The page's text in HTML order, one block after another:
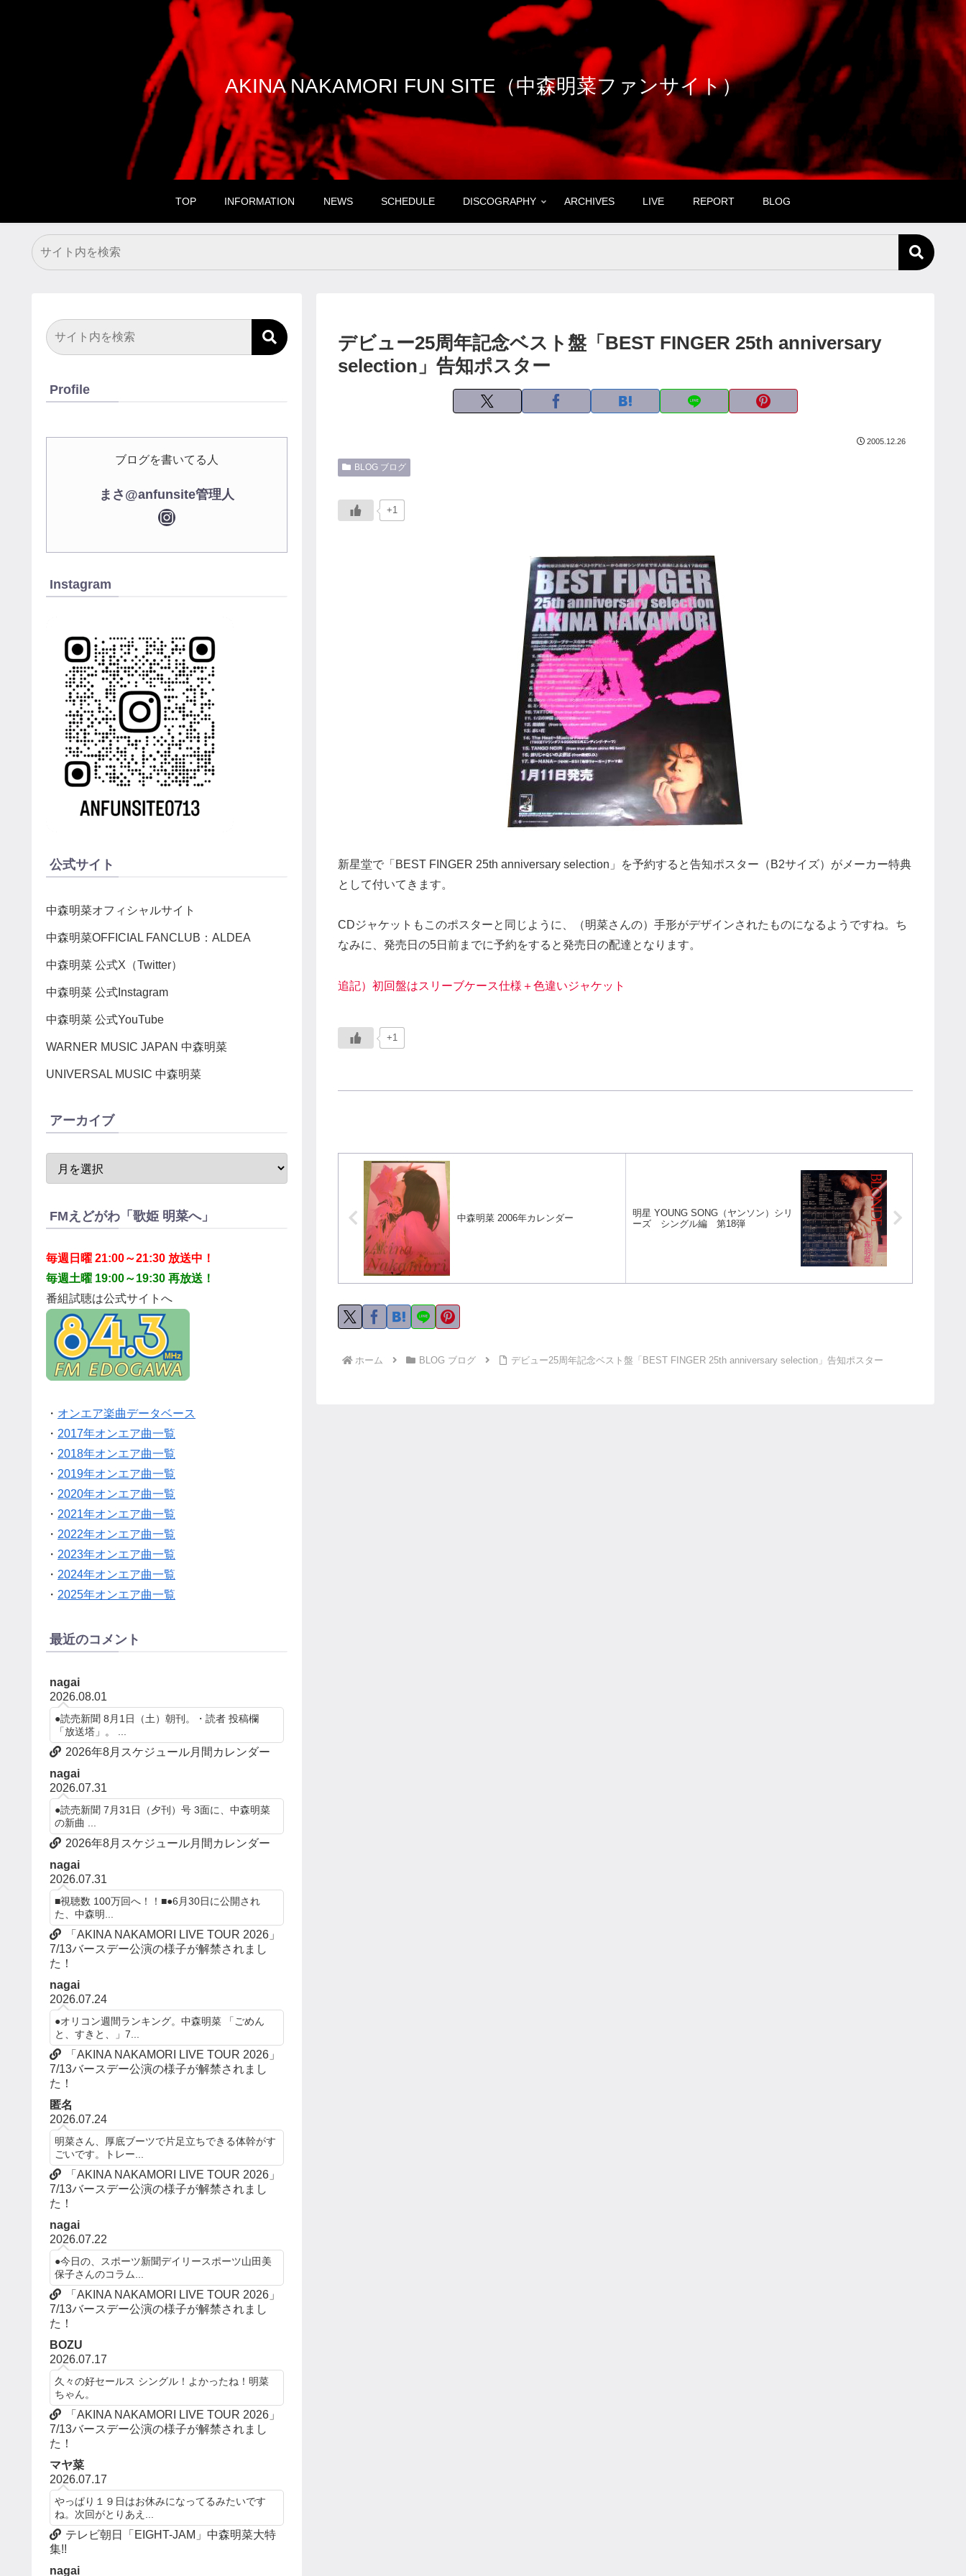
AKINA NAKAMORI FUN SITE（中森明菜ファンサイト）
TOP INFORMATION NEWS SCHEDULE DISCOGRAPHY ARCHIVES LIVE REPORT BLOG
デビュー25周年記念ベスト盤「BEST FINGER 25th anniversary
selection」告知ポスター
2005.12.26
BLOG ブログ
+1
新星堂で「BEST FINGER 25th anniversary selection」を予約すると告知ポスター（B2サイズ）がメーカー特典
として付いてきます。
CDジャケットもこのポスターと同じように、（明菜さんの）手形がデザインされたものになるようですね。ち
なみに、発売日の5日前までに予約をすると発売日の配達となります。
追記）初回盤はスリーブケース仕様＋色違いジャケット
+1
中森明菜 2006年カレンダー
明星 YOUNG SONG（ヤンソン）シリ
ーズ シングル編 第18弾
ホーム BLOG ブログ デビュー25周年記念ベスト盤「BEST FINGER 25th anniversary selection」告知ポスター
Profile
ブログを書いてる人
まさ@anfunsite管理人
Instagram
公式サイト
中森明菜オフィシャルサイト
中森明菜OFFICIAL FANCLUB：ALDEA
中森明菜 公式X（Twitter）
中森明菜 公式Instagram
中森明菜 公式YouTube
WARNER MUSIC JAPAN 中森明菜
UNIVERSAL MUSIC 中森明菜
アーカイブ
FMえどがわ「歌姫 明菜へ」
毎週日曜 21:00～21:30 放送中！
毎週土曜 19:00～19:30 再放送！
番組試聴は公式サイトへ
・ オンエア楽曲データベース
・ 2017年オンエア曲一覧
・ 2018年オンエア曲一覧
・ 2019年オンエア曲一覧
・ 2020年オンエア曲一覧
・ 2021年オンエア曲一覧
・ 2022年オンエア曲一覧
・ 2023年オンエア曲一覧
・ 2024年オンエア曲一覧
・ 2025年オンエア曲一覧
最近のコメント
nagai
2026.08.01
●読売新聞 8月1日（土）朝刊。・読者 投稿欄
「放送塔」。 ...
2026年8月スケジュール月間カレンダー
nagai
2026.07.31
●読売新聞 7月31日（夕刊）号 3面に、中森明菜
の新曲 ...
2026年8月スケジュール月間カレンダー
nagai
2026.07.31
■視聴数 100万回へ！！■●6月30日に公開され
た、中森明...
「AKINA NAKAMORI LIVE TOUR 2026」
7/13バースデー公演の様子が解禁されまし
た！
nagai
2026.07.24
●オリコン週間ランキング。中森明菜 「ごめん
と、すきと、」7...
「AKINA NAKAMORI LIVE TOUR 2026」
7/13バースデー公演の様子が解禁されまし
た！
匿名
2026.07.24
明菜さん、厚底ブーツで片足立ちできる体幹がす
ごいです。トレー...
「AKINA NAKAMORI LIVE TOUR 2026」
7/13バースデー公演の様子が解禁されまし
た！
nagai
2026.07.22
●今日の、スポーツ新聞デイリースポーツ山田美
保子さんのコラム...
「AKINA NAKAMORI LIVE TOUR 2026」
7/13バースデー公演の様子が解禁されまし
た！
BOZU
2026.07.17
久々の好セールス シングル！よかったね！明菜
ちゃん。
「AKINA NAKAMORI LIVE TOUR 2026」
7/13バースデー公演の様子が解禁されまし
た！
マヤ菜
2026.07.17
やっぱり１９日はお休みになってるみたいです
ね。次回がとりあえ...
テレビ朝日「EIGHT-JAM」中森明菜大特
集!!
nagai